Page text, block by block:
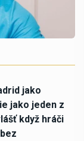
jako
jako jeden z
když hráči